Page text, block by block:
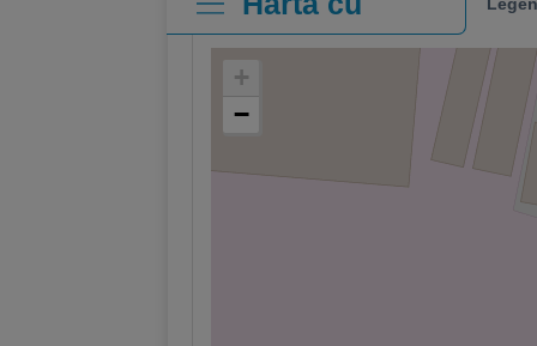
clinici
+
−